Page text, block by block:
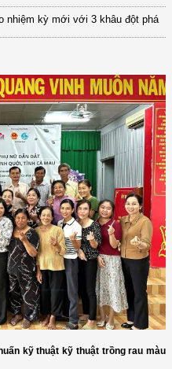
nhiệm kỳ mới với 3 khâu đột phá
kỹ thuật kỹ thuật trồng rau màu